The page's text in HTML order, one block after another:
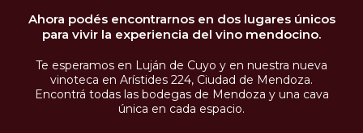
Ahora podés encontrarnos en dos lugares únicos
para vivir la experiencia del vino mendocino.
Te esperamos en Luján de Cuyo y en nuestra nueva
vinoteca en Arístides 224, Ciudad de Mendoza.
Encontrá todas las bodegas de Mendoza y una cava
única en cada espacio.